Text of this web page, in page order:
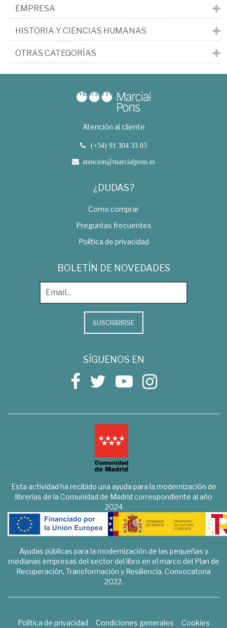
EMPRESA
HISTORIA Y CIENCIAS HUMANAS
OTRAS CATEGORÍAS
Atención al cliente
(+34) 91 304 33 03
atencion@marcialpons.es
¿DUDAS?
Como comprar
Preguntas frecuentes
Política de privacidad
BOLETÍN DE NOVEDADES
SUSCRIBIRSE
SÍGUENOS EN
Esta actividad ha recibido una ayuda para la modernización de
librerías de la Comunidad de Madrid correspondiente al año
2024
Ayudas públicas para la modernización de las pequeñas y
medianas empresas del sector del libro en el marco del Plan de
Recuperación, Transformación y Resiliencia. Convocatoria
2022.
Política de privacidad Condiciones generales
Cookies